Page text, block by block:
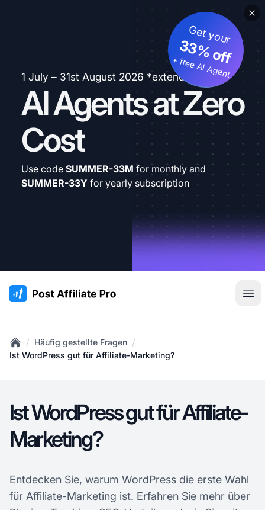
1 July – 31st August 2026 *extended
AI Agents at Zero
Cost
Get your
33% off
+ free AI Agent
Use code SUMMER-33M for monthly and
SUMMER-33Y for yearly subscription
:site.title
Home
/ Häufig gestellte Fragen /
Ist WordPress gut für Affiliate-Marketing?
Ist WordPress gut für Affiliate-
Marketing?
Entdecken Sie, warum WordPress die erste Wahl
für Affiliate-Marketing ist. Erfahren Sie mehr über